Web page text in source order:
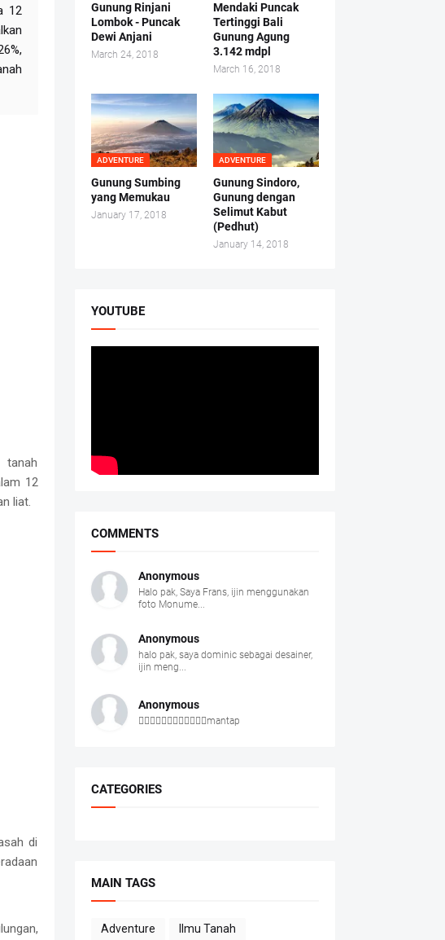
12
tanah
12
liat.
di
Gunung Rinjani
Lombok - Puncak
Dewi Anjani
March 24, 2018
Mendaki Puncak
Tertinggi Bali
Gunung Agung
3.142 mdpl
March 16, 2018
ADVENTURE
Gunung Sumbing
yang Memukau
January 17, 2018
ADVENTURE
Gunung Sindoro,
Gunung dengan
Selimut Kabut
(Pedhut)
January 14, 2018
YOUTUBE
COMMENTS
Anonymous
Halo pak, Saya Frans, ijin menggunakan
foto Monume...
Anonymous
halo pak, saya dominic sebagai desainer,
ijin meng...
Anonymous
👍🏻👍🏻👍🏻👍🏻👍🏻👍🏻mantap
CATEGORIES
MAIN TAGS
Adventure Ilmu Tanah